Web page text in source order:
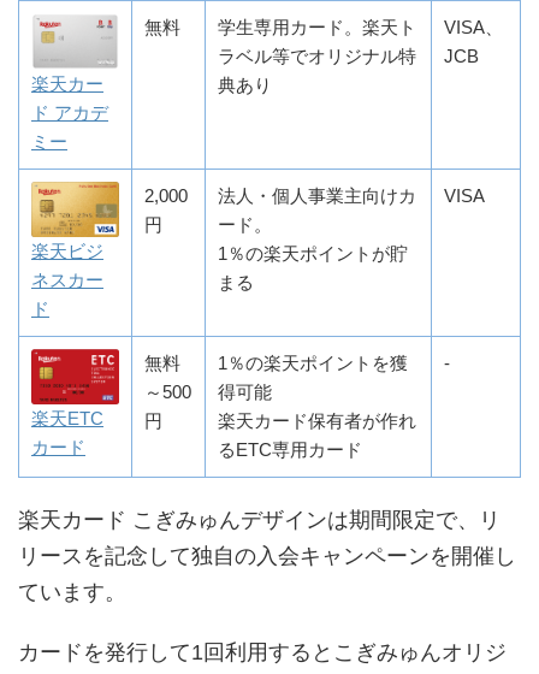
楽天カー
ド アカデ
ミー
無料
学生専用カード。楽天ト
ラベル等でオリジナル特
典あり
VISA、
JCB
楽天ビジ
ネスカー
ド
2,000
円
法人・個人事業主向けカ
ード。
1％の楽天ポイントが貯
まる
VISA
楽天ETC
カード
無料
～500
円
1％の楽天ポイントを獲
得可能
楽天カード保有者が作れ
るETC専用カード
-
楽天カード こぎみゅんデザインは期間限定で、リ
リースを記念して独自の入会キャンペーンを開催し
ています。
カードを発行して1回利用するとこぎみゅんオリジ